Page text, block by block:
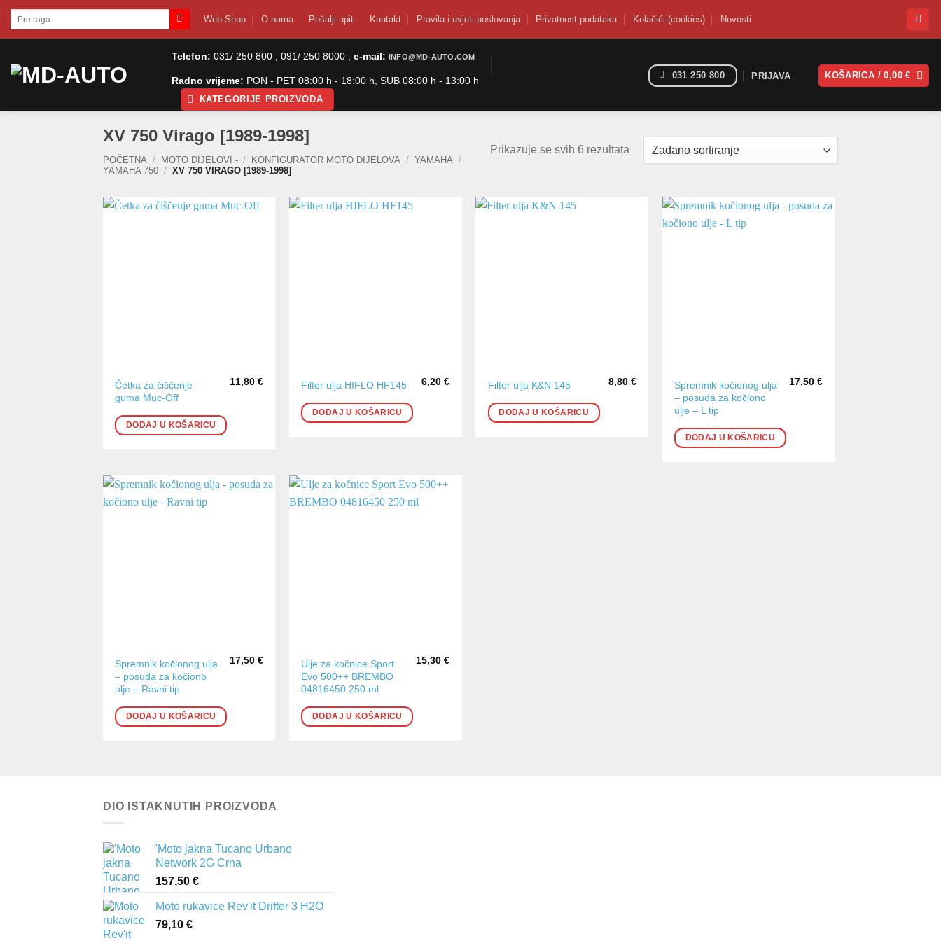
SkipPretraži: Web-Shop O nama Pošalji upit Kontakt Pravila i uvjeti poslovanja Privatnost podataka Kolačići (cookies) Novosti
Telefon: 031/ 250 800 , 091/ 250 8000 , e-mail: INFO@MD-AUTO.COM
Radno vrijeme: PON - PET 08:00 h - 18:00 h, SUB 08:00 h - 13:00 h
KATEGORIJE PROIZVODA
031 250 800 PRIJAVA KOŠARICA /0,00€
XV 750 Virago [1989-1998]
POČETNA / MOTO DIJELOVI - / KONFIGURATOR MOTO DIJELOVA / YAMAHA /
YAMAHA 750 / XV 750 VIRAGO [1989-1998]
Prikazuje se svih 6 rezultata
Četka za čiščenje
guma Muc-Off
11,80€
DODAJ U KOŠARICU
Filter ulja HIFLO HF145 6,20€
DODAJ U KOŠARICU
Filter ulja K&N 145 8,80 €
DODAJ U KOŠARICU
Spremnik kočionog ulja
– posuda za kočiono
ulje – L tip
17,50 €
DODAJ U KOŠARICU
Spremnik kočionog ulja
– posuda za kočiono
ulje – Ravni tip
17,50€
DODAJ U KOŠARICU
Ulje za kočnice Sport
Evo 500++ BREMBO
04816450 250 ml
15,30€
DODAJ U KOŠARICU
DIO ISTAKNUTIH PROIZVODA
'Moto jakna Tucano Urbano
Network 2G Crna
157,50 €
Moto rukavice Rev'it Drifter 3 H2O
79,10 €